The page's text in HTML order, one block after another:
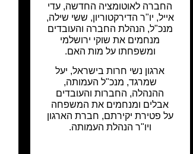
החברה לאוטומציה החדשה, עדי
אייל, יו"ר הדירקטוריון, ששי שילה,
מנכ"ל, הנהלת החברה והעובדים
מנחמים את שוקי ירושלמי
ומשפחתו על מות האם.
ארגון נשי חרות בישראל, יעל
שמרגד, מנכ"ל העמותה,
ההנהלה, החברות והעובדים
אבלים ומנחמים את המשפחה
על פטירת יקירתם, חברת הארגון
ויו"ר הנהלת העמותה.